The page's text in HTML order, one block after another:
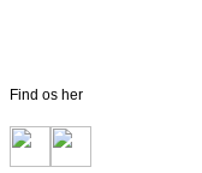
Find os her